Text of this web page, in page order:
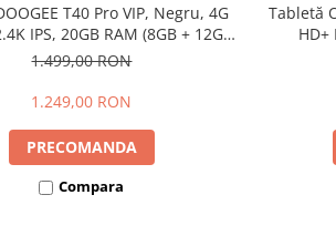
T40 Pro VIP, Negru, 4G
IPS, 20GB RAM (8GB + 12GB
512GB, Helio G99, 10800mAh,
1.499,00 RON
1.249,00 RON
PRECOMANDA
Compara
Tabletă
HD+